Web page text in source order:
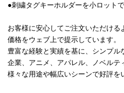
●刺繍タグキーホルダーを小ロット
お客様に安心してご注文いただけ
価格をウェブ上で提示しています。
豊富な経験と実績を基に、シンプル
企業、アニメ、アパレル、ノベルテ
様々な用途や幅広いシーンで好評を